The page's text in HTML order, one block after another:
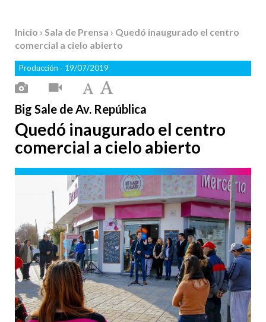
Inicio › Sala de Prensa › Quedó inaugurado el centro
comercial a cielo abierto
Producción - 19/07/2019
Big Sale de Av. República
Quedó inaugurado el centro
comercial a cielo abierto